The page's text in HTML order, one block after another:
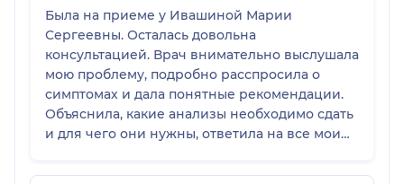
Была на приеме у Ивашиной Марии
Сергеевны. Осталась довольна
консультацией. Врач внимательно выслушала
мою проблему, подробно расспросила о
симптомах и дала понятные рекомендации.
Объяснила, какие анализы необходимо сдать
и для чего они нужны, ответила на все мои
доброжелательной атмосфере. Обязательно